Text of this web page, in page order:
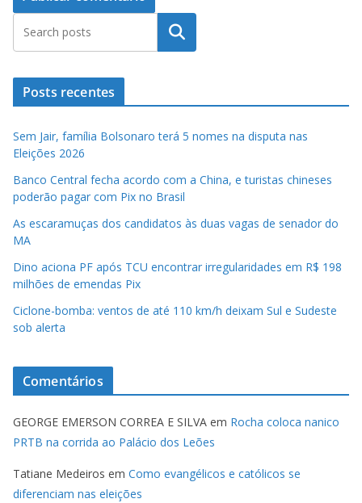
Pesquisar
Posts recentes
Sem Jair, família Bolsonaro terá 5 nomes na disputa nas
Eleições 2026
Banco Central fecha acordo com a China, e turistas chineses
poderão pagar com Pix no Brasil
As escaramuças dos candidatos às duas vagas de senador do
MA
Dino aciona PF após TCU encontrar irregularidades em R$ 198
milhões de emendas Pix
Ciclone-bomba: ventos de até 110 km/h deixam Sul e Sudeste
sob alerta
Comentários
GEORGE EMERSON CORREA E SILVA em Rocha coloca nanico
PRTB na corrida ao Palácio dos Leões
Tatiane Medeiros em Como evangélicos e católicos se
diferenciam nas eleições